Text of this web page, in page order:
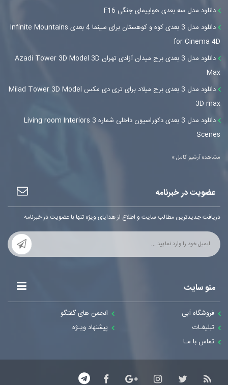
دانلود مدل سه بعدی هواپیمای جنگی F16
دانلود مدل 3 بعدی کوه و کوهستان برای سینما 4 بعدی Infinite Mountains
for Cinema 4D
دانلود مدل 3 بعدی برج میدان آزادی تهران Azadi Tower 3D Model 3D
Max
دانلود مدل 3 بعدی برج میلاد برای تری دی مکس Milad Tower 3D Model
3D max
دانلود مدل 3 بعدی دکوراسیون داخلی شماره 3 Living room Interiors
Scenes
مشاهده آرشیو کامل »
عضویت در خبرنامه
دریافت جدیدترین مطالب سایت و اطلاع از هدایای ویژه تنها با عضویت در خبرنامه
منو سایت
فروشگاه آبی
انجمن های گفتگو
تبلیغـات
پیشنهاد ویـژه
تماس با مـا